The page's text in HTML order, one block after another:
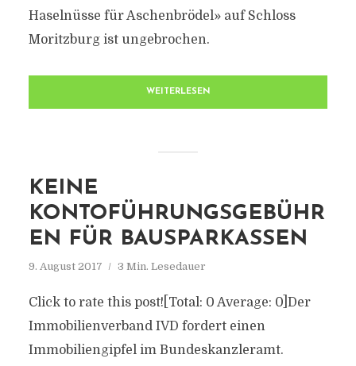
Haselnüsse für Aschenbrödel» auf Schloss
Moritzburg ist ungebrochen.
WEITERLESEN
KEINE
KONTOFÜHRUNGSGEBÜHR
EN FÜR BAUSPARKASSEN
9. August 2017 3 Min. Lesedauer
Click to rate this post![Total: 0 Average: 0]Der
Immobilienverband IVD fordert einen
Immobiliengipfel im Bundeskanzleramt.